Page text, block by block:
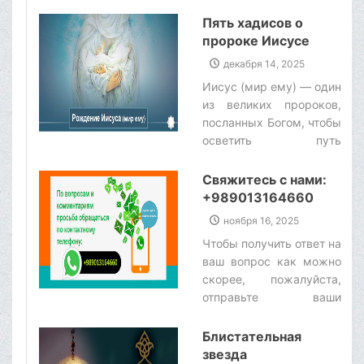
материальной, так и
духовной в мире. Они -
причина творения, и все
во вселенной
существует благодаря
их присутствию.
Поэтому материальные
и духовные
которыми мы обладаем,
являются плодами их
священного
Пять хадисов о
пророке Иисусе
(мир ему)
декабря 14, 2025
Иисус (мир ему) — один
из великих пророков,
посланных Богом, чтобы
осветить путь
прихода ислама.
Священный Коран
уделяет значительное
внимание жизни
пророка Иисуса (мир
ему), раскрывая
подробности его
благословенного
стихах переплетаются
история Девы Марии,
Свяжитесь с нами:
+989013164660
ноября 16, 2025
Чтобы получить ответ на
ваш вопрос как можно
скорее, пожалуйста,
отправьте ваши
WhatsApp по номеру:
+989013164660.‌
Блистательная
звезда